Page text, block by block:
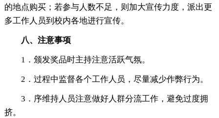
的地点购买；若参与人数不足，则加大宣传力度，派出更
多工作人员到校内各地进行宣传。
八、注意事项
1．颁发奖品时主持注意活跃气氛。
2．过程中监督各个工作人员，尽量减少作弊行为。
3．序维持人员注意做好人群分流工作，避免过度拥
挤。